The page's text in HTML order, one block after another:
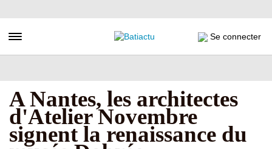
au
principal
Toggle navigation Se connecter
A Nantes, les architectes
d'Atelier Novembre
signent la renaissance du